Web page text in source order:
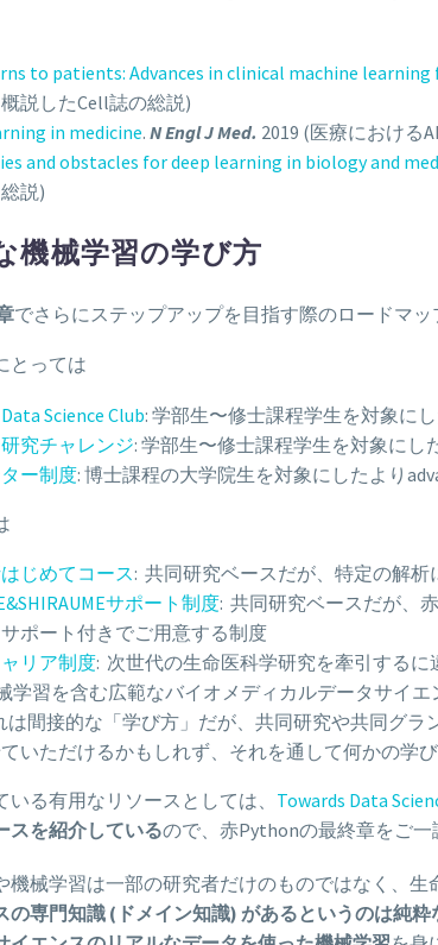
to patients: Advances in clinical machine
説したCell誌の総説)
in medicine. N Engl J Med. 2019 (医療における
and obstacles for deep learning in biology and
説)
機械学習の学び方
でさらにステップアップを目指す際のロードマ
とっては
Science Club: 学部生〜修士課程学生を対象に
究チャレンジ: 学部生〜修士課程学生を対象に
ー制度: 博士課程の大学院生を対象にしたより
じめてコース: 共同研究ベースだが、特定の解
サポート制度: 共同研究ベースだが、
ポート付きでご用意する制度
リア制度: 次世代の生命医科学研究を牽引する
学習を含む広範なバイオメディカルデータサイ
は間接的な「学び方」だが、共同研究や共同グ
いただけるかもしれず、それを通して何かの学
る有用なリソースとしては、 Towards Data
スを紹介しているので、赤Pythonの最終章をご一
機械学習は一部の研究者だけのものではなく、
の専門知識 (ドメイン知識) があるというのは純